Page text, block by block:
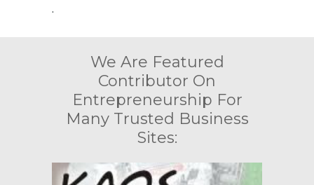
.
We Are Featured
Contributor On
Entrepreneurship For
Many Trusted Business
Sites: